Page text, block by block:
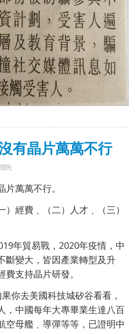
有晶片萬萬不行
民
萬萬不行。
）經費﹑（二）人才﹑（三）
年貿易戰，2020年疫情，中
斷變大，皆因產業轉型及升
支持晶片研發。
果你去美國科技城矽谷看看，
，中國每年大專畢業生達八百
空母艦﹑導彈等等，已證明中